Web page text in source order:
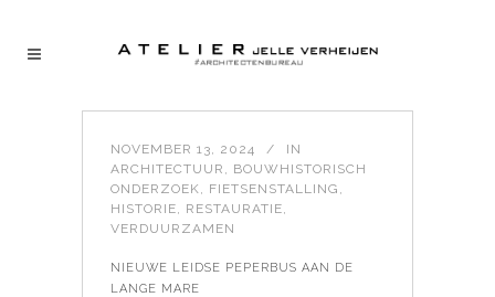
NOVEMBER 13, 2024
IN
ARCHITECTUUR , BOUWHISTORISCH
ONDERZOEK, FIETSENSTALLING ,
HISTORIE, RESTAURATIE,
VERDUURZAMEN
NIEUWE LEIDSE PEPERBUS AAN DE
LANGE MARE